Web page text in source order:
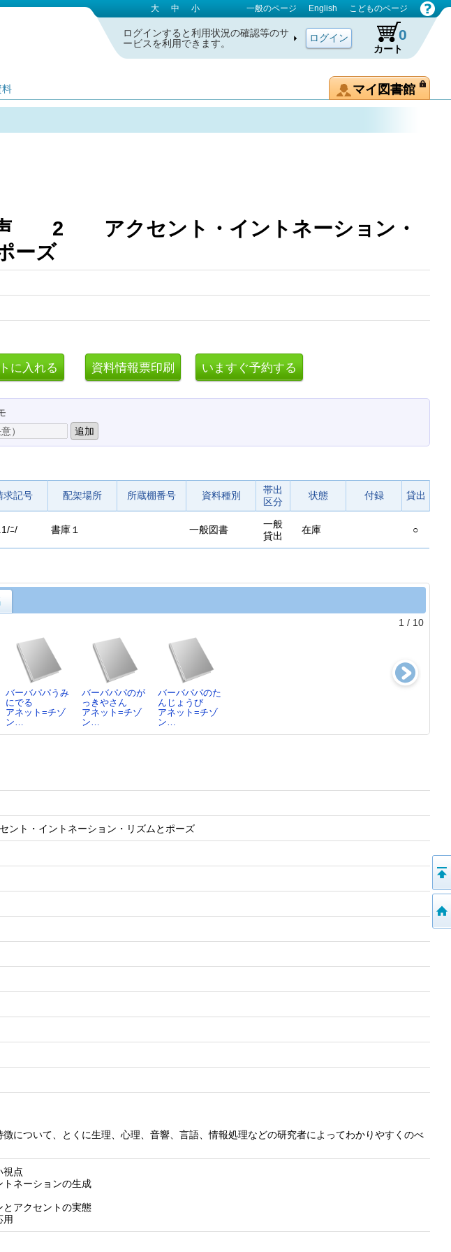
ム 大 中 小 一般のページ English こどものページ
ログインすると利用状況の確認等のサ
ービスを利用できます。
カート
0
料 マイ図書館
声 2 アクセント・イントネーション・
ーズ
求記号 配架場所 所蔵棚番号 資料種別
帯出
区分
状態 付録 貸出
ﾆ/ 書庫１ 一般図書
一般
貸出
在庫 ○
1 / 10
バーバパパうみ
にでる
アネット=チゾ
ン…
バーバパパのが
っきやさん
アネット=チゾ
ン…
バーバパパのた
んじょうび
アネット=チゾ
ン…
…
・イントネーション・リズムとポーズ
について、とくに生理、心理、音響、言語、情報処理などの研究者によってわかりやすくのべ
点
ネーションの生成
アクセントの実態